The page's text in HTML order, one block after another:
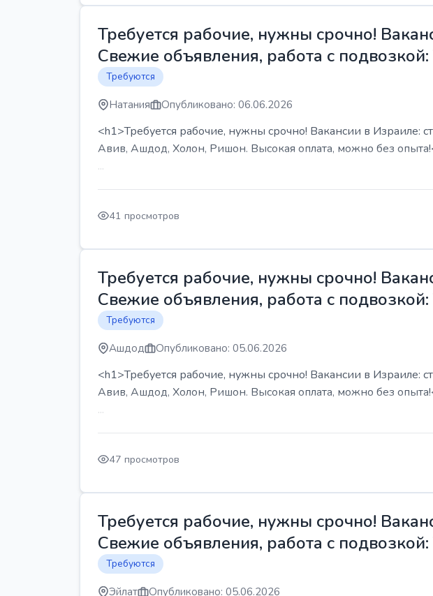
Требуется рабочие, нужны срочно!
Свежие объявления, работа с
Требуются
Натания Опубликовано: 06.06.2026
<h1>Требуется рабочие, нужны срочно! Вакансии в Израиле:
Авив, Ашдод, Холон, Ришон. Высокая оплата, можно без
...
41 просмотров
Требуется рабочие, нужны срочно!
Свежие объявления, работа с
Требуются
Ашдод Опубликовано: 05.06.2026
<h1>Требуется рабочие, нужны срочно! Вакансии в Израиле:
Авив, Ашдод, Холон, Ришон. Высокая оплата, можно без
...
47 просмотров
Требуется рабочие, нужны срочно!
Свежие объявления, работа с
Требуются
Эйлат Опубликовано: 05.06.2026